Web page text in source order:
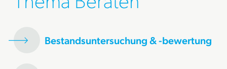
Bestandsuntersuchung & -bewertung